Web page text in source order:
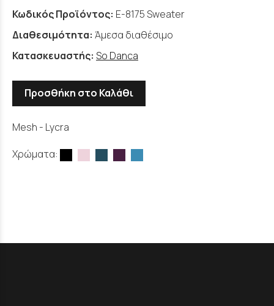
Κωδικός Προϊόντος: E-8175 Sweater
Διαθεσιμότητα: Άμεσα διαθέσιμο
Κατασκευαστής: So Danca
Προσθήκη στο Καλάθι
Mesh - Lycra
Χρώματα: